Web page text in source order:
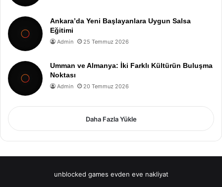
Ankara’da Yeni Başlayanlara Uygun Salsa
Eğitimi
Admin 25 Temmuz 2026
Umman ve Almanya: İki Farklı Kültürün Buluşma
Noktası
Admin 20 Temmuz 2026
Daha Fazla Yükle
unblocked games evden eve nakliyat